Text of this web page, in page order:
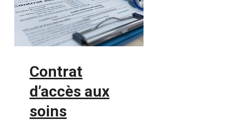
Contrat
d’accès aux
soins